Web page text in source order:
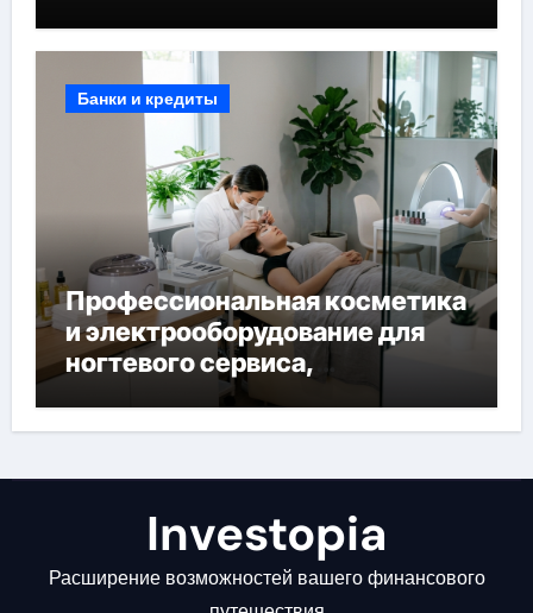
Банки и кредиты
Профессиональная косметика
и электрооборудование для
ногтевого сервиса,
наращивания ресниц и
депиляции
Investopia
Расширение возможностей вашего финансового